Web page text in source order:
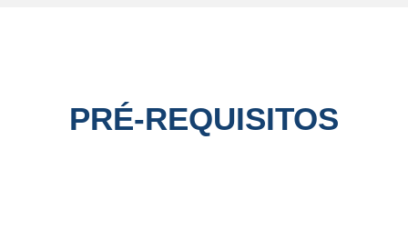
PRÉ-REQUISITOS